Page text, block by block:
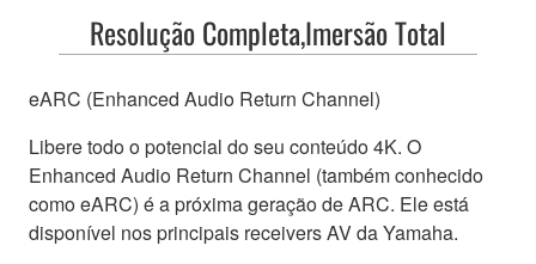
Resolução Completa,Imersão Total
eARC (Enhanced Audio Return Channel)
Libere todo o potencial do seu conteúdo 4K. O
Enhanced Audio Return Channel (também conhecido
como eARC) é a próxima geração de ARC. Ele está
disponível nos principais receivers AV da Yamaha.